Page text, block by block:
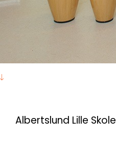
Albertslund Lille Skole